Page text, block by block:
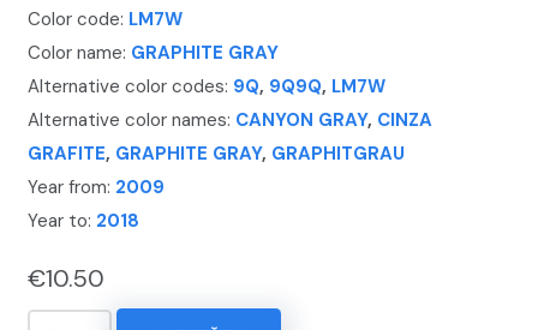
Color code: LM7W
Color name: GRAPHITE GRAY
Alternative color codes: 9Q, 9Q9Q, LM7W
Alternative color names: CANYON GRAY, CINZA
GRAFITE, GRAPHITE GRAY, GRAPHITGRAU
Year from: 2009
Year to: 2018
€10.50